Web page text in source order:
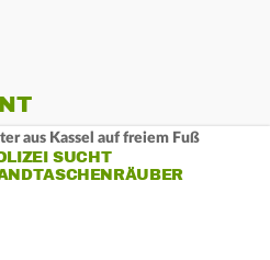
aus Kassel auf freiem Fuß
SUCHT